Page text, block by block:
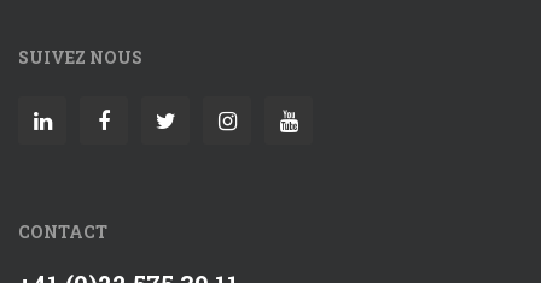
SUIVEZ NOUS
CONTACT